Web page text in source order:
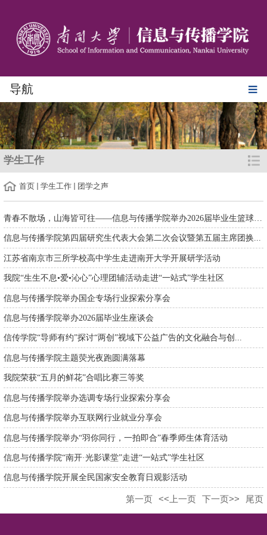
导航
学生工作
首页 学生工作 团学之声
信息与传播学院第四届研究生代表大会第二次会议暨第五届主席团换...
江苏省南京市三所学校高中学生走进南开大学开展研学活动
我院“生生不息•爱•沁心”心理团辅活动走进“一站式”学生社区
信息与传播学院举办国企专场行业探索分享会
信息与传播学院举办2026届毕业生座谈会
信传学院“导师有约”探讨“两创”视域下公益广告的文化融合与创...
信息与传播学院主题荧光夜跑圆满落幕
我院荣获“五月的鲜花”合唱比赛三等奖
信息与传播学院举办选调专场行业探索分享会
信息与传播学院举办互联网行业就业分享会
信息与传播学院举办“羽你同行，一拍即合”春季师生体育活动
信息与传播学院“南开·光影课堂”走进“一站式”学生社区
信息与传播学院开展全民国家安全教育日观影活动
第一页 <<上一页 下一页>> 尾页